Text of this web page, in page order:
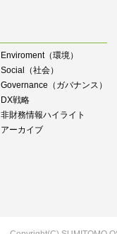
Enviroment（環境）
Social（社会）
Governance（ガバナンス）
DX戦略
⾮財務情報ハイライト
アーカイブ